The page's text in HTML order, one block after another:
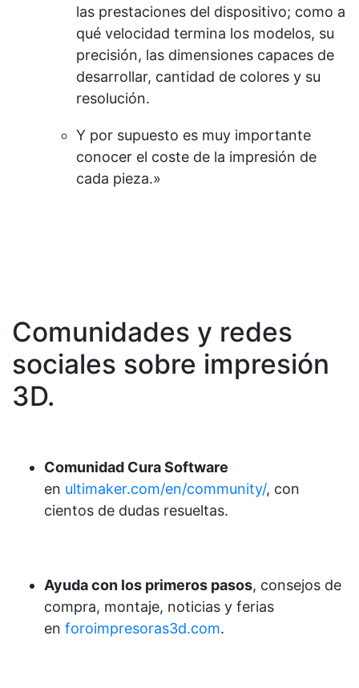
las prestaciones del dispositivo; como a
qué velocidad termina los modelos, su
precisión, las dimensiones capaces de
desarrollar, cantidad de colores y su
resolución.
Y por supuesto es muy importante
conocer el coste de la impresión de
cada pieza.»
Comunidades y redes
sociales sobre impresión
3D.
Comunidad Cura Software
en ultimaker.com/en/community/, con
cientos de dudas resueltas.
Ayuda con los primeros pasos, consejos de
compra, montaje, noticias y ferias
en foroimpresoras3d.com.